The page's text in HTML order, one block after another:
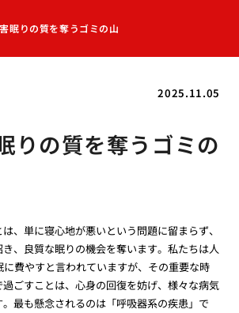
眠りの質を奪うゴミの山
2025.11.05
りの質を奪うゴミの
、単に寝心地が悪いという問題に留まらず、
、良質な眠りの機会を奪います。私たちは人
に費やすと言われていますが、その重要な時
ごすことは、心身の回復を妨げ、様々な病気
最も懸念されるのは「呼吸器系の疾患」で